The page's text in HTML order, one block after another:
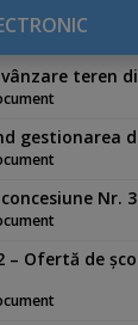
teren
gestionarea
Nr.
– Ofertă de